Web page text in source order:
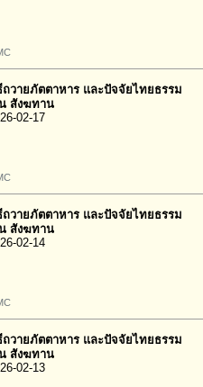
วายภัตตาหาร และปัจจัยไทยธรรม
สังฆทาน
02-17
วายภัตตาหาร และปัจจัยไทยธรรม
สังฆทาน
02-14
วายภัตตาหาร และปัจจัยไทยธรรม
สังฆทาน
02-13